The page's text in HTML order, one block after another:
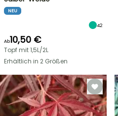
NEU
42
Ab10,50 €
Topf mit 1,5L/2L
Erhältlich in 2 Größen